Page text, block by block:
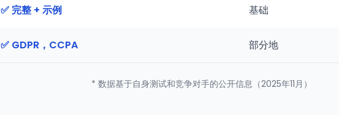
✅ 完整 + 示例 基础
✅ GDPR，CCPA 部分地
* 数据基于自身测试和竞争对手的公开信息（2025年11月）